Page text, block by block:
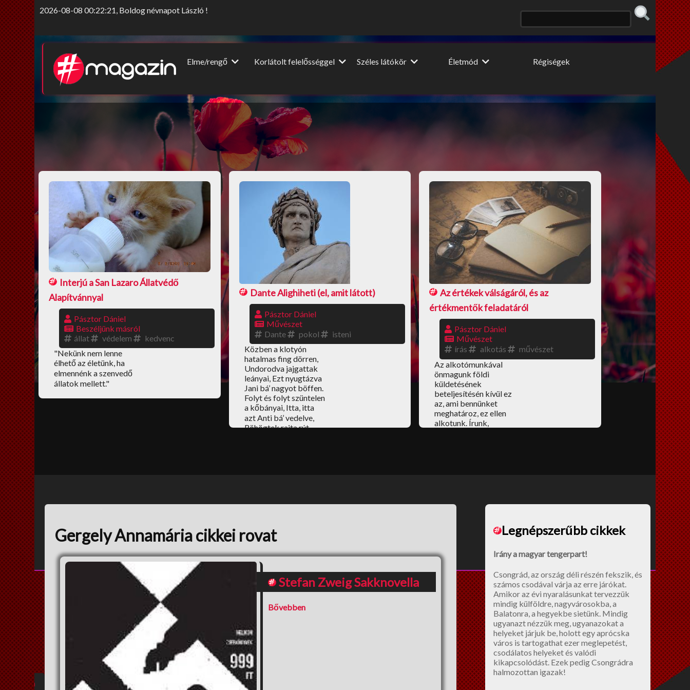
2026-08-08 00:22:21, Boldog névnapot László !
Elme/rengő
Sors-szinkópa
Nem tabu
Korlátolt felelősséggel
Beszéljünk másról
DIY
Széles látókör
NagyUtazó
Ünnepek
Életmód
A nagy fogyidráma
Régiségek
Cooltúr Koktél
Interjú a San Lazaro Állatvédő
Alapítvánnyal
Pásztor Dániel
Beszéljünk másról
állat
védelem
kedvenc
"Nekünk nem lenne
élhető az életünk, ha
elmennénk a szenvedő
állatok mellett."
Dante Alighiheti (el, amit látott)
Pásztor Dániel
Művészet
Dante
pokol
isteni
Közben a klotyón
hatalmas fing dörren,
Undorodva jajgattak
leányai, Ezt nyugtázva
Jani bá’ nagyot böffen.
Folyt és folyt szüntelen
a kőbányai, Itta, itta
azt Anti bá’ vedelve,
Röhögtek rajta rút
Az értékek válságáról, és az
értékmentők feladatáról
Pásztor Dániel
Művészet
írás
alkotás
művészet
Az alkotómunkával
önmagunk földi
küldetésének
beteljesítésén kívül ez
az, ami bennünket
meghatároz, ez ellen
alkotunk. Írunk,
aztán erős fává
pedig piros
gyümölcsökkel
örvendeztet minket,
hogy aztán a szellem
gyümölcsének ízét
akár évszázadokig
megtartó nemes
nedűként élhessen
tovább...
Gergely Annamária cikkei rovat
Stefan Zweig Sakknovella
Bővebben
Legnépszerűbb cikkek
Irány a magyar tengerpart!
Csongrád, az ország déli részén fekszik, és
számos csodával várja az erre járókat.
Amikor az évi nyaralásunkat tervezzük
mindig külföldre, nagyvárosokba, a
Balatonra, a hegyekbe sietünk. Mindig
ugyanazt nézzük meg, ugyanazokat a
helyeket járjuk be, holott egy aprócska
város is tartogathat ezer meglepetést,
csodálatos helyeket és valódi
kikapcsolódást. Ezek pedig Csongrádra
halmozottan igazak!